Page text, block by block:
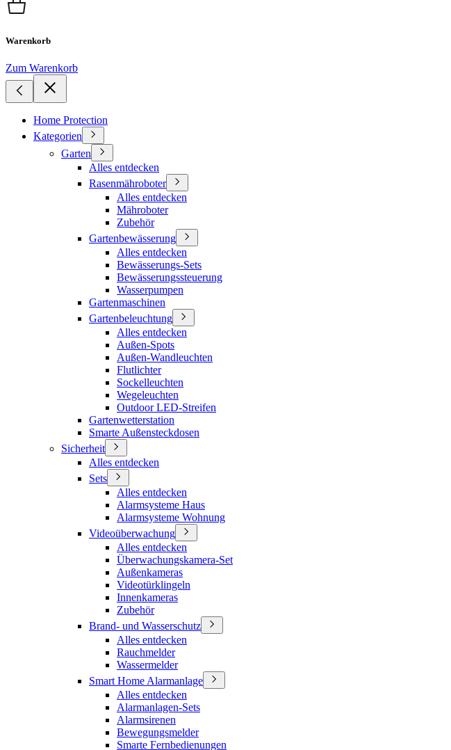
Warenkorb
Zum Warenkorb
Home Protection
Kategorien
Garten
Alles entdecken
Rasenmähroboter
Alles entdecken
Mähroboter
Zubehör
Gartenbewässerung
Alles entdecken
Bewässerungs-Sets
Bewässerungssteuerung
Wasserpumpen
Gartenmaschinen
Gartenbeleuchtung
Alles entdecken
Außen-Spots
Außen-Wandleuchten
Flutlichter
Sockelleuchten
Wegeleuchten
Outdoor LED-Streifen
Gartenwetterstation
Smarte Außensteckdosen
Sicherheit
Alles entdecken
Sets
Alles entdecken
Alarmsysteme Haus
Alarmsysteme Wohnung
Videoüberwachung
Alles entdecken
Überwachungskamera-Set
Außenkameras
Videotürklingeln
Innenkameras
Zubehör
Brand- und Wasserschutz
Alles entdecken
Rauchmelder
Wassermelder
Smart Home Alarmanlage
Alles entdecken
Alarmanlagen-Sets
Alarmsirenen
Bewegungsmelder
Smarte Fernbedienungen